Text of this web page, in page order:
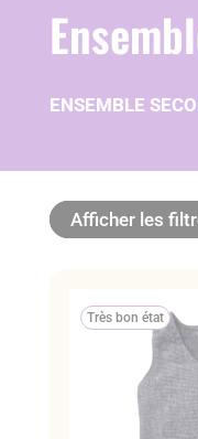
ENSEMBLE
Afficher les
Très bon état